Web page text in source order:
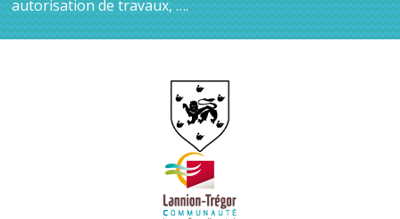
autorisation de travaux, ….